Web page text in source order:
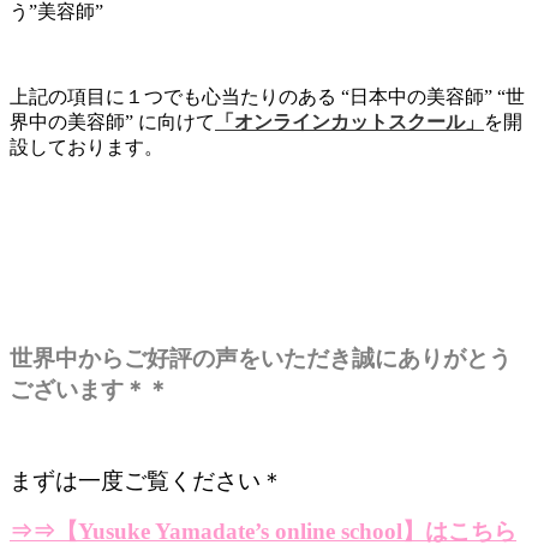
う”美容師”
上記の項目に１つでも心当たりのある “日本中の美容師” “世
界中の美容師” に向けて
「オンラインカットスクール」
を開
設しております。
世界中からご好評の声をいただき誠にありがとう
ございます＊＊
まずは一度ご覧ください＊
⇒⇒ 【Yusuke Yamadate’s online school】はこちら